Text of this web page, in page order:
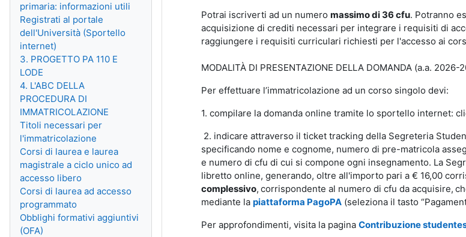
Potrai iscriverti ad un numero massimo di 36 cfu. Potranno
acquisizione di crediti necessari per integrare i requisiti di
raggiungere i requisiti curriculari richiesti per l'accesso ai
MODALITÀ DI PRESENTAZIONE DELLA DOMANDA (a.a. 2026-
Per effettuare l’immatricolazione ad un corso singolo devi:
1. compilare la domanda online tramite lo sportello internet:
2. indicare attraverso il ticket tracking della Segreteria
specificando nome e cognome, numero di pre-matricola
e numero di cfu di cui si compone ogni insegnamento. La
libretto online, generando, oltre all'importo pari a € 16,00
complessivo, corrispondente al numero di cfu da acquisire,
mediante la piattaforma PagoPA(seleziona il tasto
Per approfondimenti, visita la pagina Contribuzione
primaria: informazioni utili
Registrati al portale
dell'Università (Sportello
internet)
3. PROGETTO PA 110 E
LODE
4. L'ABC DELLA
PROCEDURA DI
IMMATRICOLAZIONE
Titoli necessari per
l'immatricolazione
Corsi di laurea e laurea
magistrale a ciclo unico ad
accesso libero
Corsi di laurea ad accesso
programmato
Obblighi formativi aggiuntivi
(OFA)